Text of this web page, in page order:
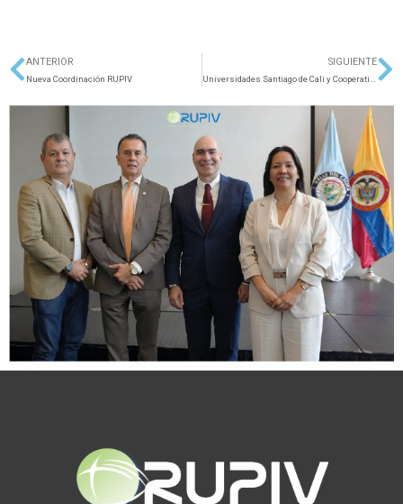
Ant
ANTERIOR
Nueva Coordinación RUPIV
SIGUIENTE
Universidades Santiago de Cali y Cooperativa de Colombia realizan reunión de empalme para fortalecer la Ciencia, Tecnología e Innovación